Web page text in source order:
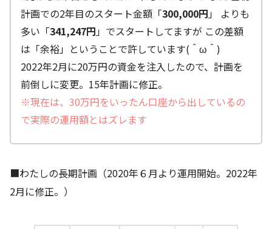
計画での2年目のスタート金額「300,000円」 よりも
多い「341,247円」でスタートしてますが この差額
は「余裕」ということで許しています(＾ω＾)
2022年2月に20万円の資金を注入したので、計画を
前倒しに変更。15年計画に修正。
※現在は、30万円をいったん口座から出しているの
で実際の運用額とはズレます
■わたしの長期計画（2020年６月より運用開始。2022年
2月に修正。）